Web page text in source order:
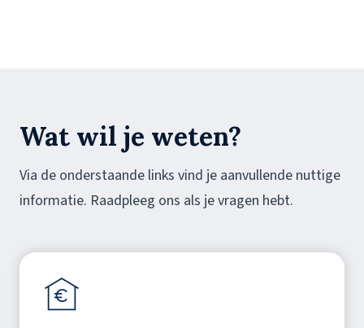
Wat wil je weten?
Via de onderstaande links vind je aanvullende nuttige
informatie. Raadpleeg ons als je vragen hebt.